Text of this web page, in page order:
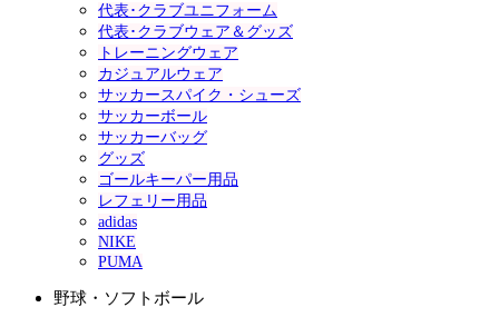
代表･クラブユニフォーム
代表･クラブウェア＆グッズ
トレーニングウェア
カジュアルウェア
サッカースパイク・シューズ
サッカーボール
サッカーバッグ
グッズ
ゴールキーパー用品
レフェリー用品
adidas
NIKE
PUMA
野球・ソフトボール